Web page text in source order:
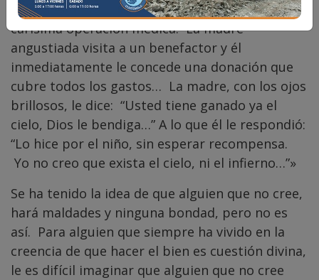
«Había una vez, un niño que necesitaba una
carísima operación médica. La madre
angustiada visita a un benefactor y él
inmediatamente le concede una donación que
cubre todos los gastos… La madre, con los ojos
brillosos, le dice: “Usted tiene ganado ya el
cielo, Dios le bendiga…” A lo que él le respondió:
“Lo hice por el niño, sin esperar recompensa.
Yo no creo que exista el cielo, ni el infierno…”»
Se ha tenido la idea de que alguien que no cree,
hará maldades y ninguna bondad, pero no es
así. Para alguien que siempre ha vivido en la
creencia de que hacer el bien es cuestión divina,
le es difícil imaginar que alguien que no cree